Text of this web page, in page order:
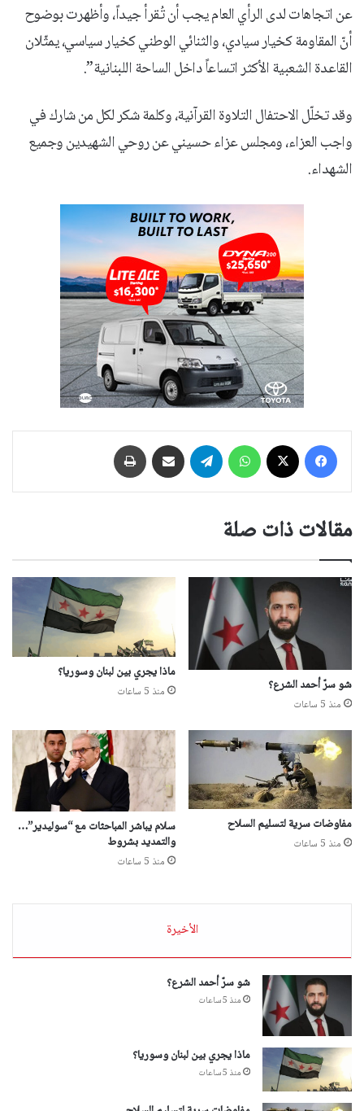
عن اتجاهات لدى الرأي العام يجب أن تُقرأ جيداً، وأظهرت بوضوح
أنّ المقاومة كخيار سيادي، والثنائي الوطني كخيار سياسي، يمثّلان
القاعدة الشعبية الأكثر اتساعاً داخل الساحة اللبنانية”.
وقد تخلّل الاحتفال التلاوة القرآنية، وكلمة شكر لكل من شارك في
واجب العزاء، ومجلس عزاء حسيني عن روحي الشهيدين وجميع
الشهداء.
فيسبوك واتساب تيلقرام مشاركة عبر البريد
مقالات ذات صلة
شو سرّ أحمد الشرع؟
منذ 5 ساعات
ماذا يجري بين لبنان وسوريا؟
منذ 5 ساعات
مفاوضات سرية لتسليم السلاح
منذ 5 ساعات
سلام يباشر المباحثات مع “سوليدير”…
والتمديد بشروط
منذ 5 ساعات
الأخيرة
شو سرّ أحمد الشرع؟
منذ 5 ساعات
ماذا يجري بين لبنان وسوريا؟
منذ 5 ساعات